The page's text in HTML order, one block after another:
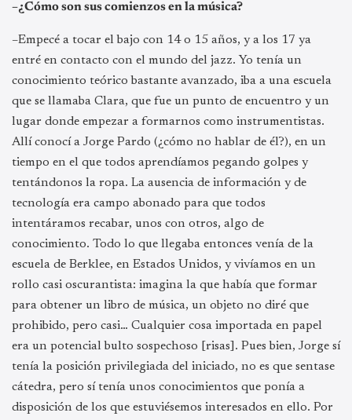
–¿Cómo son sus comienzos en la música?
–Empecé a tocar el bajo con 14 o 15 años, y a los 17 ya
entré en contacto con el mundo del jazz. Yo tenía un
conocimiento teórico bastante avanzado, iba a una escuela
que se llamaba Clara, que fue un punto de encuentro y un
lugar donde empezar a formarnos como instrumentistas.
Allí conocí a Jorge Pardo (¿cómo no hablar de él?), en un
tiempo en el que todos aprendíamos pegando golpes y
tentándonos la ropa. La ausencia de información y de
tecnología era campo abonado para que todos
intentáramos recabar, unos con otros, algo de
conocimiento. Todo lo que llegaba entonces venía de la
escuela de Berklee, en Estados Unidos, y vivíamos en un
rollo casi oscurantista: imagina la que había que formar
para obtener un libro de música, un objeto no diré que
prohibido, pero casi… Cualquier cosa importada en papel
era un potencial bulto sospechoso [risas]. Pues bien, Jorge sí
tenía la posición privilegiada del iniciado, no es que sentase
cátedra, pero sí tenía unos conocimientos que ponía a
disposición de los que estuviésemos interesados en ello. Por